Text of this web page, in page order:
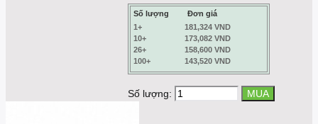
Số lượng
Đơn giá
1+
181,324 VND
10+
173,082 VND
26+
158,600 VND
100+
143,520 VND
Số lượng: